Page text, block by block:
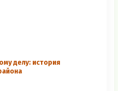
делу: история